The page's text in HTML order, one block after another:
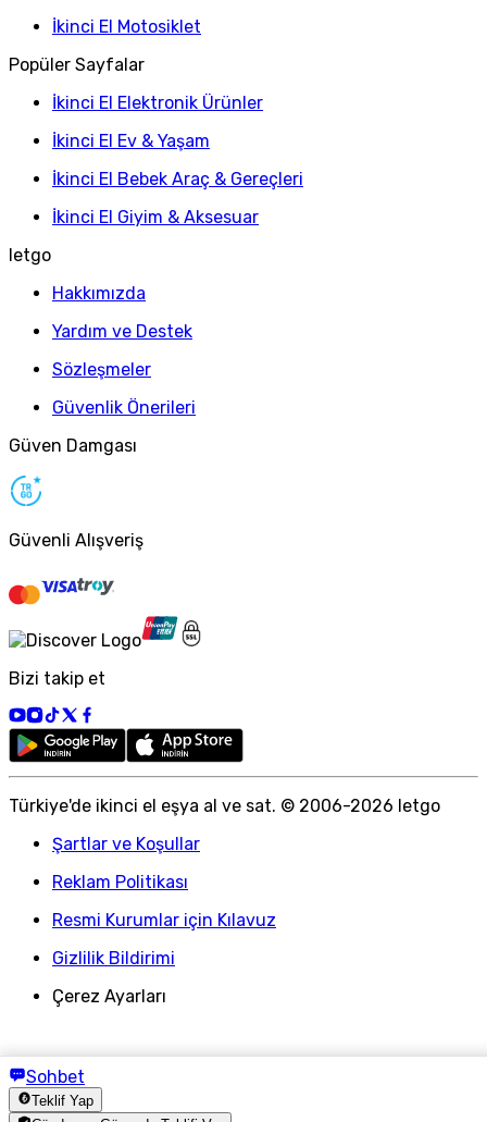
Sohbet
Teklif Yap
İkinci El Motosiklet
Popüler Sayfalar
İkinci El Elektronik Ürünler
İkinci El Ev & Yaşam
İkinci El Bebek Araç & Gereçleri
İkinci El Giyim & Aksesuar
letgo
Hakkımızda
Yardım ve Destek
Sözleşmeler
Güvenlik Önerileri
Güven Damgası
Güvenli Alışveriş
Bizi takip et
Türkiye'de ikinci el eşya al ve sat. © 2006-2026 letgo
Şartlar ve Koşullar
Reklam Politikası
Resmi Kurumlar için Kılavuz
Gizlilik Bildirimi
Çerez Ayarları